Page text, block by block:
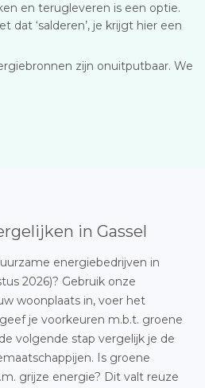
en terugleveren is een optie.
dat ‘salderen’, je krijgt hier een
zijn onuitputbaar. We
in Gassel
energiebedrijven in
2026)? Gebruik onze
woonplaats in, voer het
je voorkeuren m.b.t. groene
volgende stap vergelijk je de
Is groene
grijze energie? Dit valt reuze